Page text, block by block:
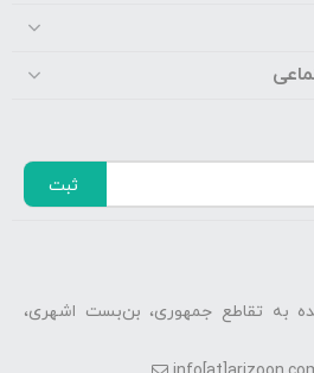
ثبت
به تقاطع جمهوری، بن‌بست اشهری،